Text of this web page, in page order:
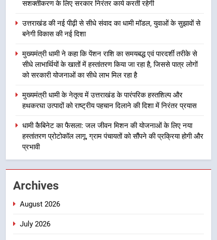
उत्तराखंड की नई पीढ़ी से सीधे संवाद का
धामी मॉडल, युवाओं के सुझावों से बनेगी
विकास की नई दिशा
उत्तराखंड
3
मुख्यमंत्री धामी ने कहा कि पेंशन राशि का
समयबद्ध एवं पारदर्शी तरीके से सीधे
लाभार्थियों के खातों में हस्तांतरण किया जा
रहा है, जिससे पात्र लोगों को सरकारी
योजनाओं का सीधे लाभ मिल रहा है
4
5
सशक्तीकरण के लिए सरकार निरंतर कार्य करती रहेगी
उत्तराखंड की नई पीढ़ी से सीधे संवाद का धामी मॉडल, युवाओं के सुझावों से
बनेगी विकास की नई दिशा
मुख्यमंत्री धामी ने कहा कि पेंशन राशि का समयबद्ध एवं पारदर्शी तरीके से
सीधे लाभार्थियों के खातों में हस्तांतरण किया जा रहा है, जिससे पात्र लोगों
को सरकारी योजनाओं का सीधे लाभ मिल रहा है
मुख्यमंत्री धामी के नेतृत्व में उत्तराखंड के पारंपरिक हस्तशिल्प और
हथकरघा उत्पादों को राष्ट्रीय पहचान दिलाने की दिशा में निरंतर प्रयास
धामी कैबिनेट का फैसला: जल जीवन मिशन की योजनाओं के लिए नया
हस्तांतरण प्रोटोकॉल लागू, ग्राम पंचायतों को सौंपने की प्रक्रिया होगी और
प्रभावी
Archives
August 2026
July 2026